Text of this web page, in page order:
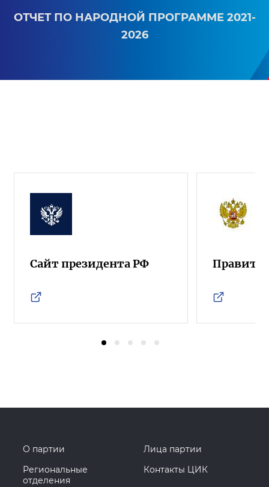
ОТЧЕТ ПО НАРОДНОЙ ПРОГРАММЕ 2021-
2026
Сайт президента РФ
О партии
Лица партии
Региональные
отделения
Контакты ЦИК